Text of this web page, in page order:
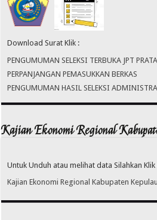
Download Surat Klik :
PENGUMUMAN SELEKSI TERBUKA JPT
PERPANJANGAN PEMASUKKAN BERKAS
PENGUMUMAN HASIL SELEKSI
Kajian Ekonomi Regional
Untuk Unduh atau melihat data Silahkan
Kajian Ekonomi Regional Kabupaten